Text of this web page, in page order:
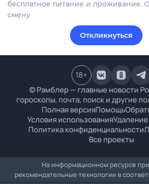
бесплатное питание и проживание.
смену
Откликнуться
© Рамблер — главные новости
гороскопы, почта, поиск и другие
Полная версияПомощь
Условия использования
Политика конфиденциальности
Все проекты
18+
На информационном ресурсе
рекомендательные технологии в